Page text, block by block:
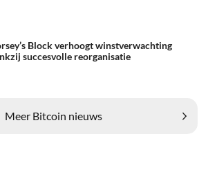
Block verhoogt winstverwachting
succesvolle reorganisatie
Meer Bitcoin nieuws